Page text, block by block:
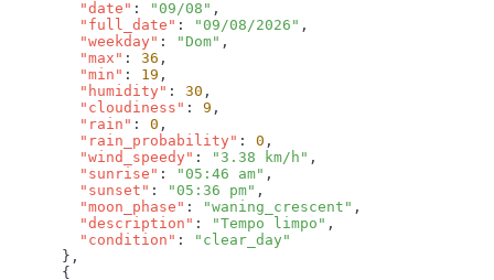
        "date"
: "09/08"
        "full_date"
: "09/08/2026"
        "weekday"
: "Dom"
        "max"
: 36
        "min"
: 19
        "humidity"
: 30
        "cloudiness"
: 9
        "rain"
: 0
        "rain_probability"
: 0
        "wind_speedy"
: "3.38 km/h"
        "sunrise"
: "05:46 am"
        "sunset"
: "05:36 pm"
        "moon_phase"
: "waning_crescent"
        "description"
: "Tempo limpo"
        "condition"
: